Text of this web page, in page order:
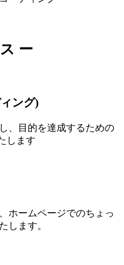
ー
ング)
、目的を達成するための
します
ホームページでのちょっ
します。